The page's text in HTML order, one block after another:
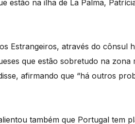
estão na ilha de La Palma,
Estrangeiros, através do cônsul
que estão sobretudo na zona
afirmando que “há outros
também que Portugal tem